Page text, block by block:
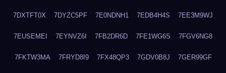
7DXTFT0X 7DYZC5PF 7E0NDNH1 7EDB4H4S 7EE3M9WJ
7EUSEMEI 7EYNVZ6I 7FB2DR6D 7FE1WG6S 7FGV6NG8
7FKTW3MA 7FRYD8I9 7FX48QP3 7GDV0B8J 7GER99GF